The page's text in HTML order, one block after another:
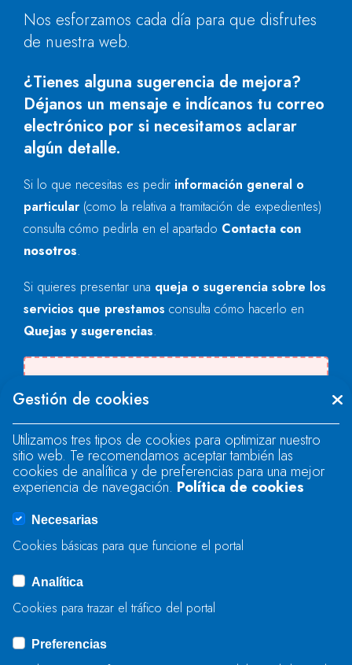
Nos esforzamos cada día para que disfrutes
de nuestra web.
¿Tienes alguna sugerencia de mejora?
Déjanos un mensaje e indícanos tu correo
electrónico por si necesitamos aclarar
algún detalle.
Si lo que necesitas es pedir información general o
particular (como la relativa a tramitación de expedientes)
consulta cómo pedirla en el apartado Contacta con
nosotros.
Si quieres presentar una queja o sugerencia sobre los
servicios que prestamos consulta cómo hacerlo en
Quejas y sugerencias.
"text".
Se produjo un error al cargar el campo
"text".
Se produjo un error al cargar el campo
ENVIAR
Gestión de cookies
Utilizamos tres tipos de cookies para optimizar nuestro
sitio web. Te recomendamos aceptar también las
cookies de analítica y de preferencias para una mejor
experiencia de navegación. Política de cookies
Necesarias
Cookies básicas para que funcione el portal
Analítica
Cookies para trazar el tráfico del portal
Preferencias